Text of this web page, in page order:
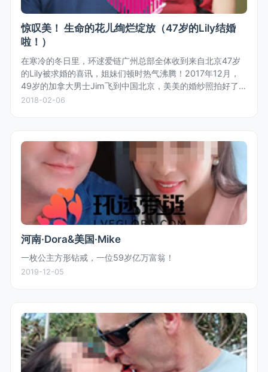
惊叹美！ 生命的花儿绚烂绽放（47岁的Lily结婚
啦！）
在寒冷的冬日里，环逑爱链广州总部全体收到来自北京47岁
的Lily被求婚的喜讯，姐妹们顿时热气沸腾！2017年12月，
49岁的加拿大男士Jim飞到中国北京，美美的婚纱照拍好了，
浓浓的中国风情是Jim特别喜欢的！Jim与Lily二人在亲戚朋友
2018-02-06
河南·Dora&美国·Mike
一枚公主方形钻戒，一位59岁亿万富翁！
2019-12-05